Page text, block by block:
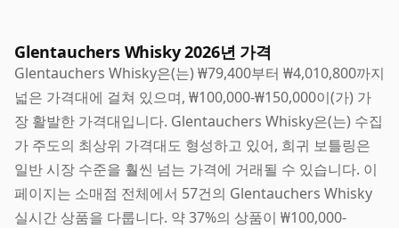
Glentauchers Whisky 2026년 가격
Glentauchers Whisky은(는) ₩79,400부터 ₩4,010,800까지
넓은 가격대에 걸쳐 있으며, ₩100,000-₩150,000이(가) 가
장 활발한 가격대입니다. Glentauchers Whisky은(는) 수집
가 주도의 최상위 가격대도 형성하고 있어, 희귀 보틀링은
일반 시장 수준을 훨씬 넘는 가격에 거래될 수 있습니다. 이
페이지는 소매점 전체에서 57건의 Glentauchers Whisky
실시간 상품을 다룹니다. 약 37%의 상품이 ₩100,000-